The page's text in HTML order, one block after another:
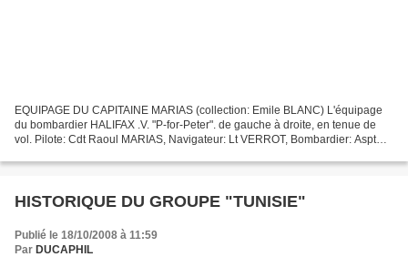
EQUIPAGE DU CAPITAINE MARIAS (collection: Emile BLANC) L'équipage
du bombardier HALIFAX .V. "P-for-Peter". de gauche à droite, en tenue de
vol. Pilote: Cdt Raoul MARIAS, Navigateur: Lt VERROT, Bombardier: Aspt
HISTORIQUE DU GROUPE "TUNISIE"
Publié le 18/10/2008 à 11:59
Par DUCAPHIL